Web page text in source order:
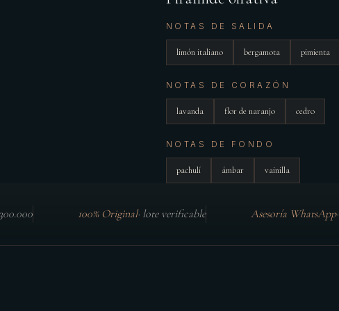
NOTAS DE SALIDA
limón italiano bergamota pimienta
NOTAS DE CORAZÓN
lavanda flor de naranjo cedro
NOTAS DE FONDO
pachulí ámbar vainilla
100% Original· lote verificable Asesoría WhatsApp·